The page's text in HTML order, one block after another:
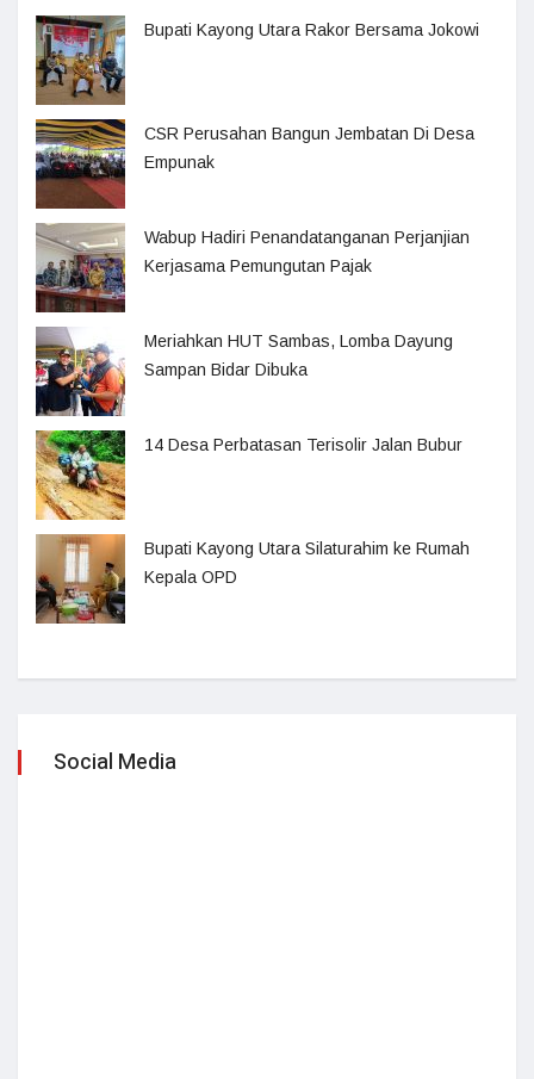
Bupati Kayong Utara Rakor Bersama Jokowi
CSR Perusahan Bangun Jembatan Di Desa
Empunak
Wabup Hadiri Penandatanganan Perjanjian
Kerjasama Pemungutan Pajak
Meriahkan HUT Sambas, Lomba Dayung
Sampan Bidar Dibuka
14 Desa Perbatasan Terisolir Jalan Bubur
Bupati Kayong Utara Silaturahim ke Rumah
Kepala OPD
Social Media